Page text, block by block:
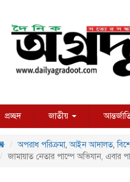
প্রচ্ছদ জাতীয়
অপরাধ পরিক্রমা,আইন আদালত,
জামায়াত নেতার পাম্পে অভিযান, এবার